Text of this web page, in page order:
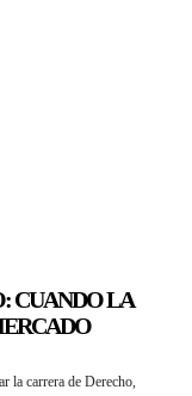
CUANDO LA
la carrera de Derecho,